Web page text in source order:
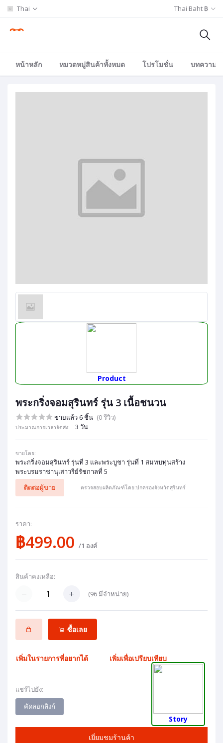
Thai Thai Baht ฿
หน้าหลัก หมวดหมู่สินค้าทั้งหมด โปรโมชั่น บทความ/
Product
พระกริ่งจอมสุรินทร์ รุ่น 3 เนื้อชนวน
ขายแล้ว 6 ชิ้น (0 รีวิว)
ประมาณการเวลาจัดส่ง: 3 วัน
ขายโดย:
พระกริ่งจอมสุรินทร์ รุ่นที่ 3 และพระบูชา รุ่นที่ 1 สมทบทุนสร้าง
พระบรมราชานุเสาวรีย์รัชกาลที่ 5
ติดต่อผู้ขาย
ตรวจสอบผลิตภัณฑ์โดย:ปกครองจังหวัดสุรินทร์
ราคา:
฿499.00 /1 องค์
สินค้าคงเหลือ:
(96มีจำหน่าย)
ซื้อเลย
เพิ่มในรายการที่อยากได้ เพิ่มเพื่อเปรียบเทียบ
แชร์ไปยัง:
คัดลอกลิงก์
เยี่ยมชมร้านค้า
Story